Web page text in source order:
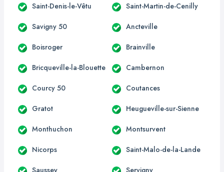
Saint-Denis-le-Vêtu Saint-Martin-de-Cenilly
Savigny 50 Ancteville
Boisroger Brainville
Bricqueville-la-Blouette Cambernon
Courcy 50 Coutances
Gratot Heugueville-sur-Sienne
Monthuchon Montsurvent
Nicorps Saint-Malo-de-la-Lande
Saussey Servigny